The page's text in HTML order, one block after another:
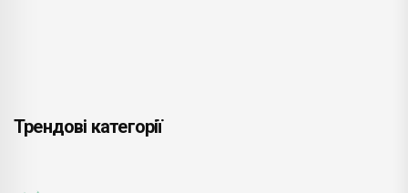
Трендові категорії